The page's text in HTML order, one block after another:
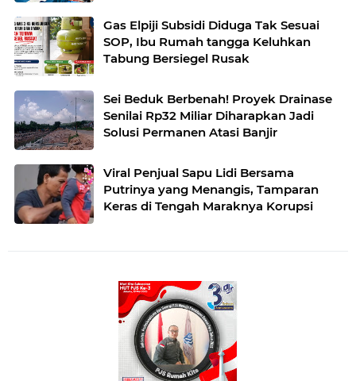
Gas Elpiji Subsidi Diduga Tak Sesuai
SOP, Ibu Rumah tangga Keluhkan
Tabung Bersiegel Rusak
Sei Beduk Berbenah! Proyek Drainase
Senilai Rp32 Miliar Diharapkan Jadi
Solusi Permanen Atasi Banjir
Viral Penjual Sapu Lidi Bersama
Putrinya yang Menangis, Tamparan
Keras di Tengah Maraknya Korupsi